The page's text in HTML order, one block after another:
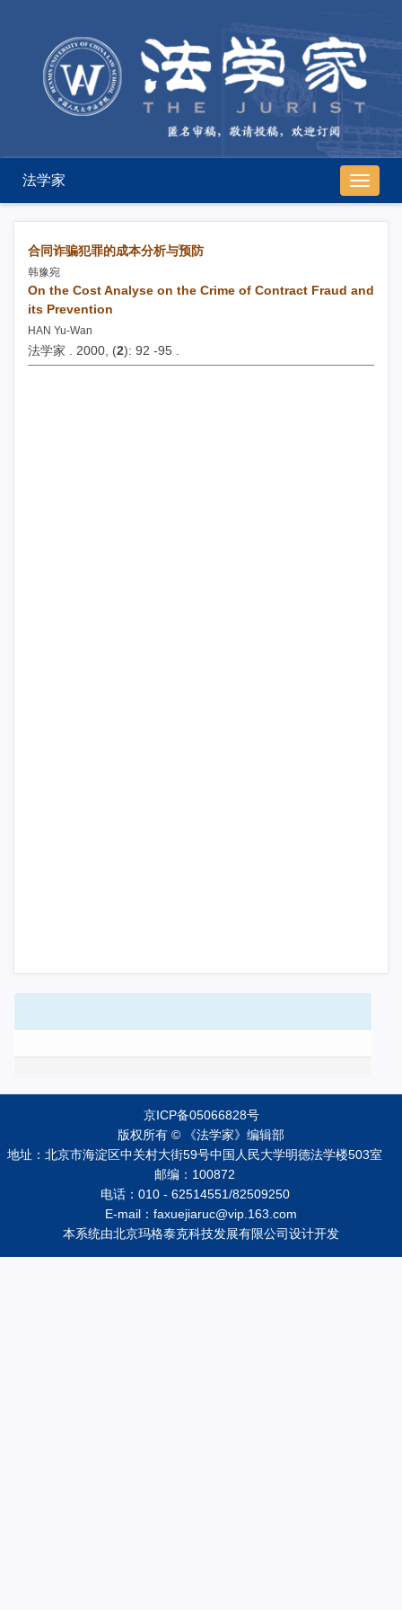
导
航
切
法学家
合同诈骗犯罪的成本分析与预防
韩豫宛
On the Cost Analyse on the Crime of Contract Fraud and
its Prevention
HAN Yu-Wan
法学家 . 2000, (2): 92 -95 .
京ICP备05066828号
版权所有 © 《法学家》编辑部
地址：北京市海淀区中关村大街59号中国人民大学明德法学楼503室
邮编：100872
电话：010 - 62514551/82509250
E-mail：faxuejiaruc@vip.163.com
本系统由北京玛格泰克科技发展有限公司设计开发